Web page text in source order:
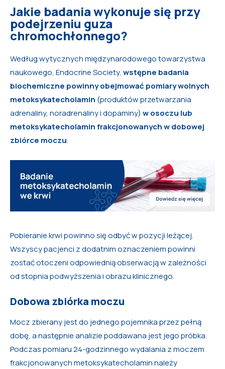
Jakie badania wykonuje się przy
podejrzeniu guza
chromochłonnego?
Według wytycznych międzynarodowego towarzystwa
naukowego, Endocrine Society, wstępne badania
biochemiczne powinny obejmować pomiary wolnych
metoksykatecholamin (produktów przetwarzania
adrenaliny, noradrenaliny i dopaminy) w osoczu lub
metoksykatecholamin frakcjonowanych w dobowej
zbiórce moczu.
Pobieranie krwi powinno się odbyć w pozycji leżącej.
Wszyscy pacjenci z dodatnim oznaczeniem powinni
zostać otoczeni odpowiednią obserwacją w zależności
od stopnia podwyższenia i obrazu klinicznego.
Dobowa zbiórka moczu
Mocz zbierany jest do jednego pojemnika przez pełną
dobę, a następnie analizie poddawana jest jego próbka.
Podczas pomiaru 24-godzinnego wydalania z moczem
frakcjonowanych metoksykatecholamin należy